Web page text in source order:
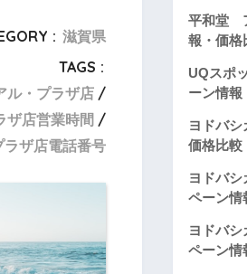
: 滋賀県
TAGS :
・プラザ店
店営業時間
ザ店電話番号
平和堂
報・価格
UQスポ
ーン情報
ヨドバ
価格比較
ヨドバ
ペーン情
ヨドバ
ペーン情